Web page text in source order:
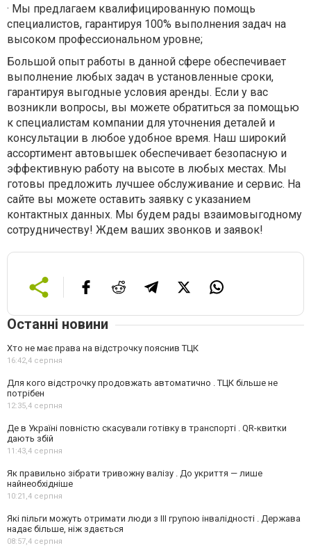
· Мы предлагаем квалифицированную помощь
специалистов, гарантируя 100% выполнения задач на
высоком профессиональном уровне;
Большой опыт работы в данной сфере обеспечивает
выполнение любых задач в установленные сроки,
гарантируя выгодные условия аренды. Если у вас
возникли вопросы, вы можете обратиться за помощью
к специалистам компании для уточнения деталей и
консультации в любое удобное время. Наш широкий
ассортимент автовышек обеспечивает безопасную и
эффективную работу на высоте в любых местах. Мы
готовы предложить лучшее обслуживание и сервис. На
сайте вы можете оставить заявку с указанием
контактных данных. Мы будем рады взаимовыгодному
сотрудничеству! Ждем ваших звонков и заявок!
Останні новини
Хто не має права на відстрочку пояснив ТЦК
16:42,4 серпня
Для кого відстрочку продовжать автоматично . ТЦК більше не
потрібен
12:35,4 серпня
Де в Україні повністю скасували готівку в транспорті . QR-квитки
дають збій
11:43,4 серпня
Як правильно зібрати тривожну валізу . До укриття — лише
найнеобхідніше
10:21,4 серпня
Які пільги можуть отримати люди з III групою інвалідності . Держава
надає більше, ніж здається
08:57,4 серпня